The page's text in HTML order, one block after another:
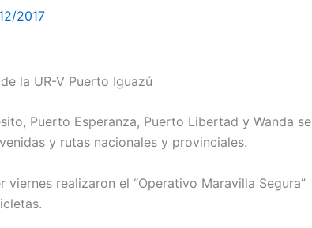
2017
la UR-V Puerto Iguazú
Puerto Esperanza, Puerto Libertad y Wanda se
y rutas nacionales y provinciales.
realizaron el “Operativo Maravilla Segura”